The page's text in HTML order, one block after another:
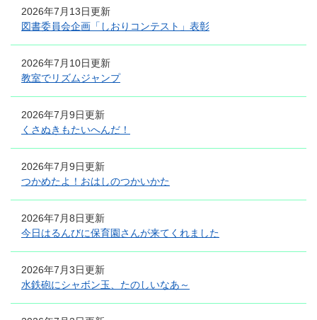
2026年7月13日更新
図書委員会企画「しおりコンテスト」表彰
2026年7月10日更新
教室でリズムジャンプ
2026年7月9日更新
くさぬきもたいへんだ！
2026年7月9日更新
つかめたよ！おはしのつかいかた
2026年7月8日更新
今日はるんびに保育園さんが来てくれました
2026年7月3日更新
水鉄砲にシャボン玉、たのしいなあ～